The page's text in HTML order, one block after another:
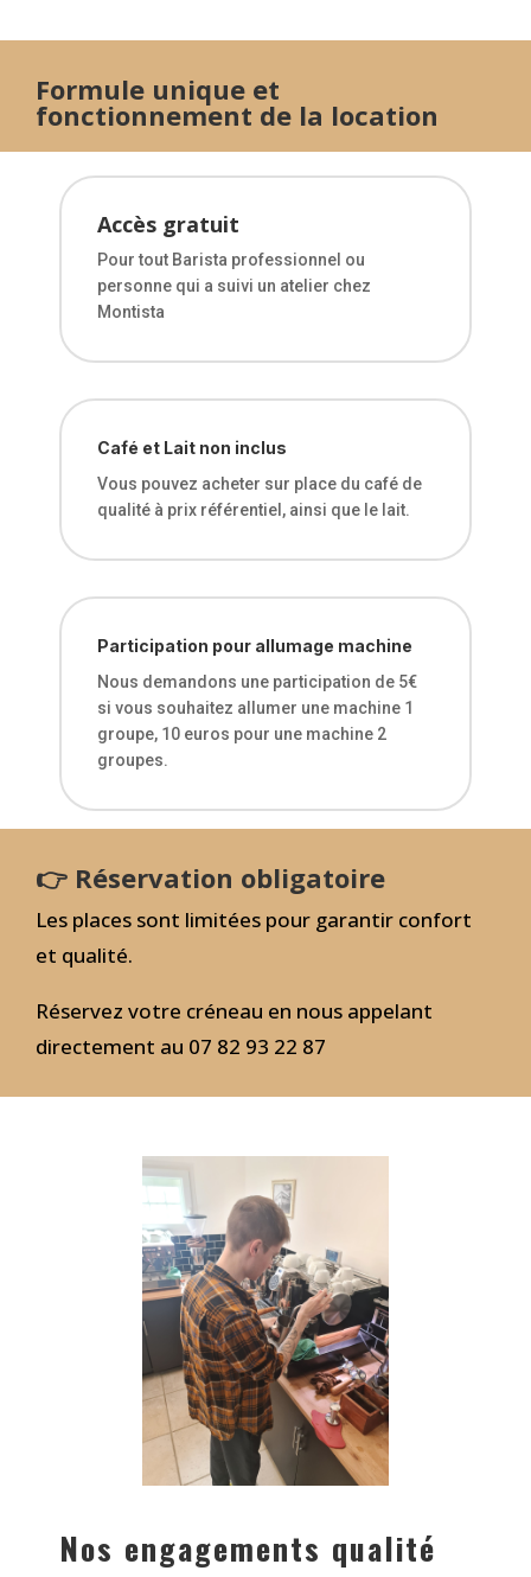
Formule unique et
fonctionnement de la location
Accès gratuit
Pour tout Barista professionnel ou
personne qui a suivi un atelier chez
Montista
Café et Lait non inclus
Vous pouvez acheter sur place du café de
qualité à prix référentiel, ainsi que le lait.
Participation pour allumage machine
Nous demandons une participation de 5€
si vous souhaitez allumer une machine 1
groupe, 10 euros pour une machine 2
groupes.
👉 Réservation obligatoire
Les places sont limitées pour garantir confort
et qualité.
Réservez votre créneau en nous appelant
directement au 07 82 93 22 87
Nos engagements qualité